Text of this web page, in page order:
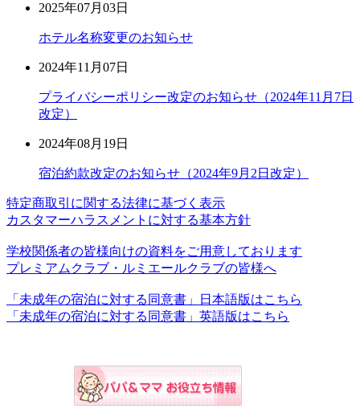
2025年07月03日
ホテル名称変更のお知らせ
2024年11月07日
プライバシーポリシー改定のお知らせ（2024年11月7日
改定）
2024年08月19日
宿泊約款改定のお知らせ（2024年9月2日改定）
特定商取引に関する法律に基づく表示
カスタマーハラスメントに対する基本方針
学校関係者の皆様向けの資料をご用意しております
プレミアムクラブ・ルミエールクラブの皆様へ
「未成年の宿泊に対する同意書」日本語版はこちら
「未成年の宿泊に対する同意書」英語版はこちら